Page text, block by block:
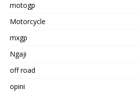
motogp
Motorcycle
mxgp
Ngaji
off road
opini